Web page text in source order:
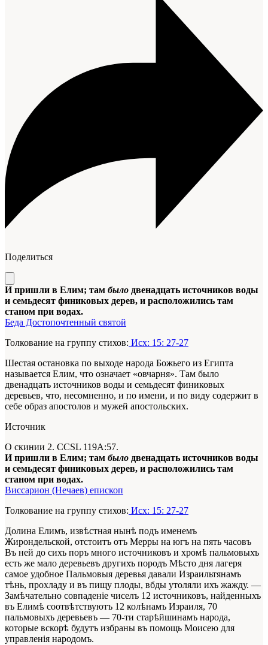
Поделиться
И пришли в Елим; там было двенадцать источников воды
и семьдесят финиковых дерев, и расположились там
станом при водах.
Беда Достопочтенный святой
Толкование на группу стихов: Исх: 15: 27-27
Шестая остановка по выходе народа Божьего из Египта
называется Елим, что означает «овчарня». Там было
двенадцать источников воды и семьдесят финиковых
деревьев, что, несомненно, и по имени, и по виду содержит в
себе образ апостолов и мужей апостольских.
Источник
О скинии 2. CCSL 119А:57.
И пришли в Елим; там было двенадцать источников воды
и семьдесят финиковых дерев, и расположились там
станом при водах.
Виссарион (Нечаев) епископ
Толкование на группу стихов: Исх: 15: 27-27
Долина Елимъ, извѣстная нынѣ подъ именемъ
Жирондельской, отстоитъ отъ Мерры на югъ на пять часовъ
Въ ней до сихъ поръ много источниковъ и хромѣ пальмовыхъ
есть же мало деревьевъ другихъ породъ Мѣсто дня лагеря
самое удобное Пальмовыя деревья давали Израильтянамъ
тѣнь, прохладу и въ пищу плоды, вбды утоляли ихъ жажду. —
Замѣчательно совпаденіе чиселъ 12 источниковъ, найденныхъ
въ Елимѣ соотвѣтствуютъ 12 колѣнамъ Израиля, 70
пальмовыхъ деревьевъ — 70-ти старѣйшинамъ народа,
которые вскорѣ будутъ избраны въ помощь Моисею для
управленія народомъ.